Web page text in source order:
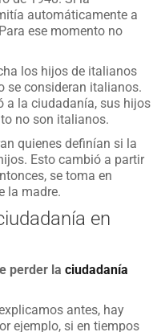
automáticamente a
ese momento no
los hijos de italianos
se consideran italianos.
a la ciudadanía, sus hijos
no son italianos.
quienes definían si la
Esto cambió a partir
se toma en
la madre.
en
perder laciudadanía
antes, hay
ejemplo, si en tiempos